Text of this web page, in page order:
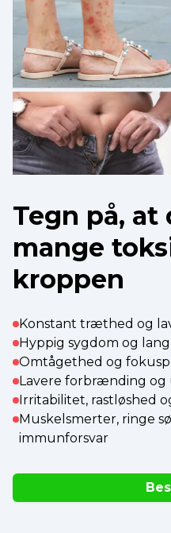
Tegn på, at
mange
kroppen
Konstant træthed og
Hyppig sygdom og
Omtågethed og
Lavere forbrænding
Irritabilitet, rastløshed
Muskelsmerter, ringe
immunforsvar